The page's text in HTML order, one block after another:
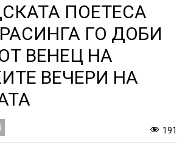
ПОЕТЕСА
ГО ДОБИ
ВЕНЕЦ НА
ВЕЧЕРИ НА
191